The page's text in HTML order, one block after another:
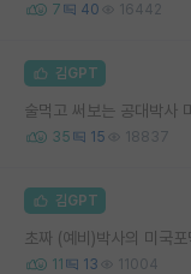
7 40 16442
김GPT
술먹고 써보는 공대박사
35 15 18837
김GPT
초짜 (예비)박사의 미국
11 13 11004